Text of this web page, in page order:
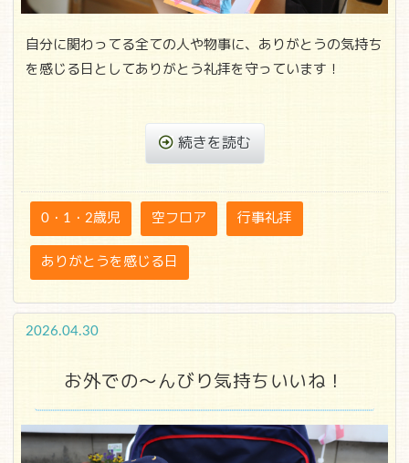
自分に関わってる全ての人や物事に、ありがとうの気持ち
を感じる日としてありがとう礼拝を守っています！
続きを読む
0・1・2歳児 空フロア 行事礼拝
ありがとうを感じる日
2026.04.30
お外での～んびり気持ちいいね！